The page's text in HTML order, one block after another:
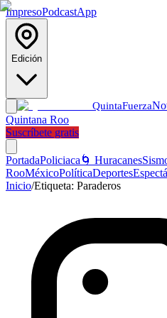
ImpresoPodcastApp
Edición
QuintaFuerza
Quintana Roo
Suscríbete gratis
PortadaPoliciaca 🌀 Huracanes
RooMéxicoPolíticaDeportes
Inicio/Etiqueta: Paraderos